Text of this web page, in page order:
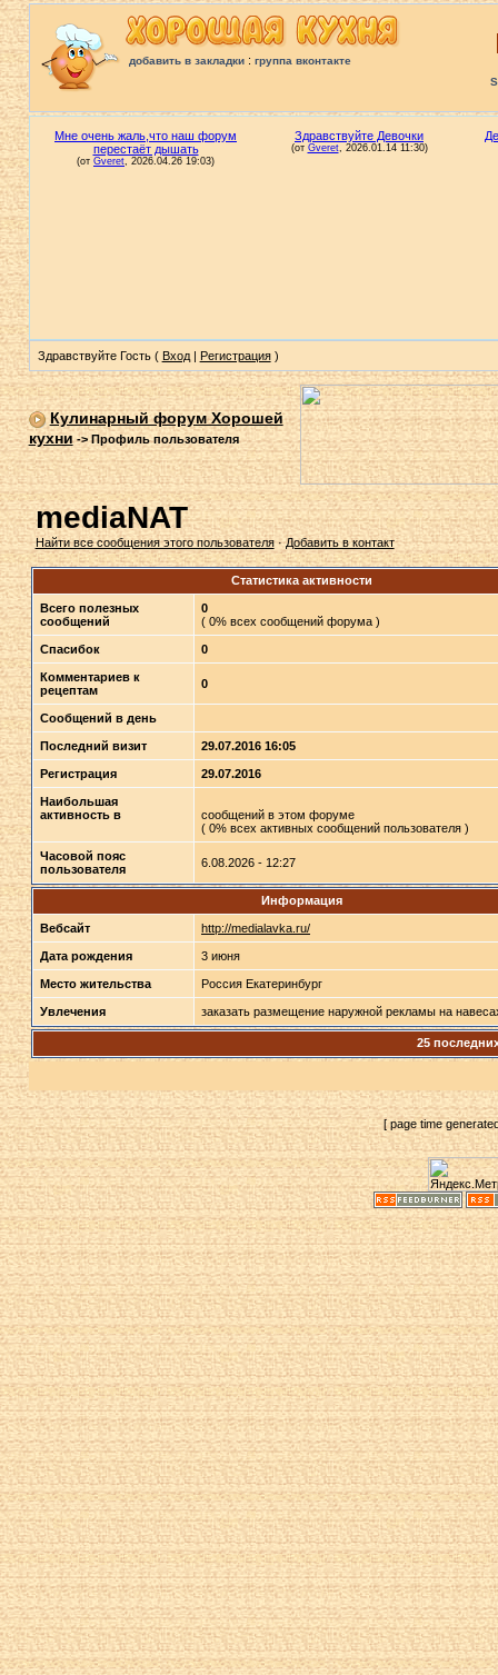
добавить в закладки: группа вконтакте
Здравствуйте Гость ( Вход| Регистрация)
Кулинарный форум Хорошей
кухни->Профиль пользователя
mediaNAT
Найти все сообщения этого пользователя·Добавить в контакт
Статистика активности
Всего полезных
сообщений
0
( 0% всех сообщений форума )
Спасибок 0
Комментариев к
рецептам
0
Сообщений в день
Последний визит 29.07.2016 16:05
Регистрация 29.07.2016
Наибольшая
активность в
сообщений в этом форуме
( 0% всех активных сообщений пользователя )
Часовой пояс
пользователя
6.08.2026 - 12:27
Информация
Вебсайт http://medialavka.ru/
Дата рождения 3 июня
Место жительства Россия Екатеринбург
Увлечения заказать размещение наружной рекламы на
25
[ page time